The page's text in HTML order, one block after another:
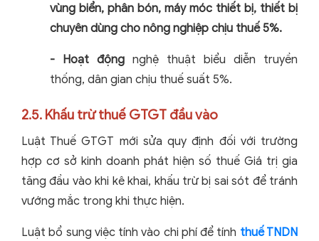
vùng biển, phân bón, máy móc thiết bị, thiết bị
chuyên dùng cho nông nghiệp chịu thuế 5%.
- Hoạt động nghệ thuật biểu diễn truyền
thống, dân gian chịu thuế suất 5%.
2.5. Khấu trừ thuế GTGT đầu vào
Luật Thuế GTGT mới sửa quy định đối với trường
hợp cơ sở kinh doanh phát hiện số thuế Giá trị gia
tăng đầu vào khi kê khai, khấu trừ bị sai sót để tránh
vướng mắc trong khi thực hiện.
Luật bổ sung việc tính vào chi phí để tính thuế TNDN